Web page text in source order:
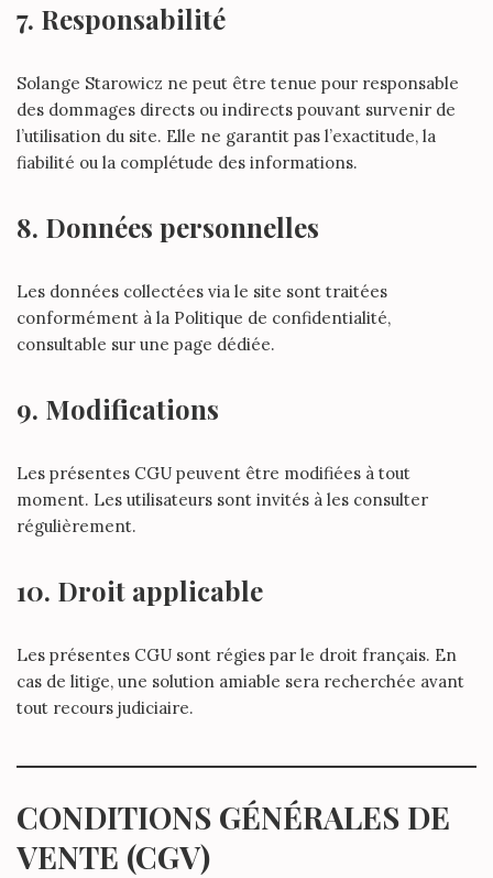
7. Responsabilité
Solange Starowicz ne peut être tenue pour responsable
des dommages directs ou indirects pouvant survenir de
l’utilisation du site. Elle ne garantit pas l’exactitude, la
fiabilité ou la complétude des informations.
8. Données personnelles
Les données collectées via le site sont traitées
conformément à la Politique de confidentialité,
consultable sur une page dédiée.
9. Modifications
Les présentes CGU peuvent être modifiées à tout
moment. Les utilisateurs sont invités à les consulter
régulièrement.
10. Droit applicable
Les présentes CGU sont régies par le droit français. En
cas de litige, une solution amiable sera recherchée avant
tout recours judiciaire.
CONDITIONS GÉNÉRALES DE
VENTE (CGV)